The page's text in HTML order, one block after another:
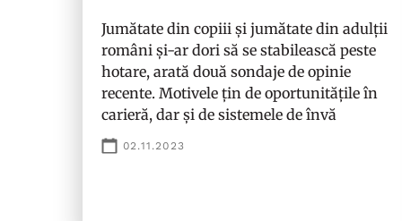
Jumătate din copiii și jumătate din adulții
români și-ar dori să se stabilească peste
hotare, arată două sondaje de opinie
recente. Motivele țin de oportunitățile în
carieră, dar și de sistemele de învă
02.11.2023